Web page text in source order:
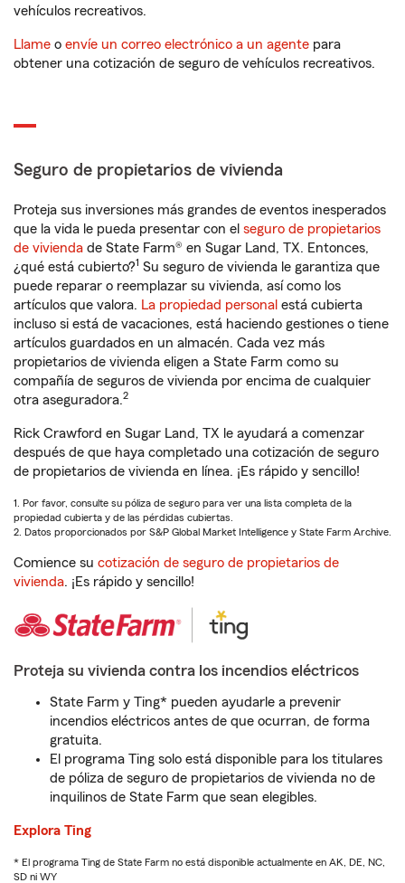
vehículos recreativos.
Llame o envíe un correo electrónico a un agente para
obtener una cotización de seguro de vehículos recreativos.
Seguro de propietarios de vivienda
Proteja sus inversiones más grandes de eventos inesperados
que la vida le pueda presentar con el seguro de propietarios
de vivienda de State Farm® en Sugar Land, TX. Entonces,
¿qué está cubierto?1 Su seguro de vivienda le garantiza que
puede reparar o reemplazar su vivienda, así como los
artículos que valora. La propiedad personal está cubierta
incluso si está de vacaciones, está haciendo gestiones o tiene
artículos guardados en un almacén. Cada vez más
propietarios de vivienda eligen a State Farm como su
compañía de seguros de vivienda por encima de cualquier
otra aseguradora.2
Rick Crawford en Sugar Land, TX le ayudará a comenzar
después de que haya completado una cotización de seguro
de propietarios de vivienda en línea. ¡Es rápido y sencillo!
1. Por favor, consulte su póliza de seguro para ver una lista completa de la
propiedad cubierta y de las pérdidas cubiertas.
2. Datos proporcionados por S&P Global Market Intelligence y State Farm Archive.
Comience su cotización de seguro de propietarios de
vivienda. ¡Es rápido y sencillo!
Proteja su vivienda contra los incendios eléctricos
State Farm y Ting* pueden ayudarle a prevenir
incendios eléctricos antes de que ocurran, de forma
gratuita.
El programa Ting solo está disponible para los titulares
de póliza de seguro de propietarios de vivienda no de
inquilinos de State Farm que sean elegibles.
Explora Ting
* El programa Ting de State Farm no está disponible actualmente en AK, DE, NC,
SD ni WY